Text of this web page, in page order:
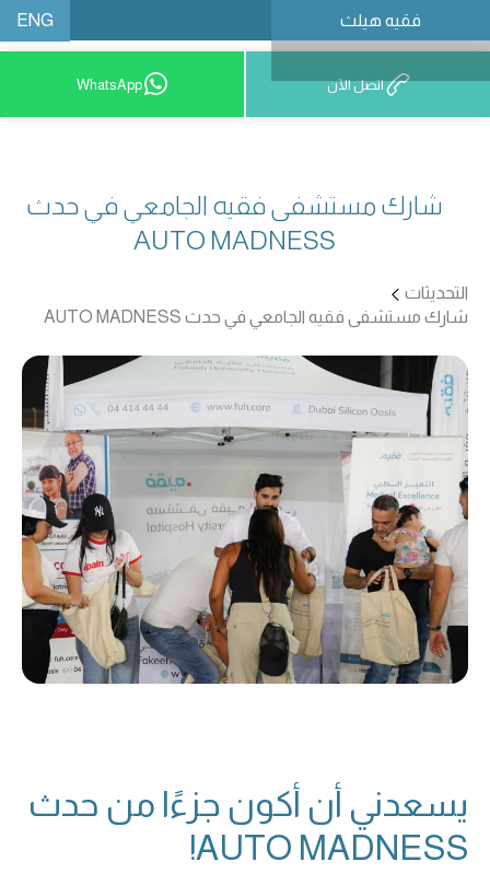
فقيه هيلث ENG
احجز موعدًا اتصل الآن WhatsApp
شارك مستشفى فقيه الجامعي في حدث
AUTO MADNESS
التحديثات
شارك مستشفى فقيه الجامعي في حدث AUTO MADNESS
يسعدني أن أكون جزءًا من حدث
AUTO MADNESS!